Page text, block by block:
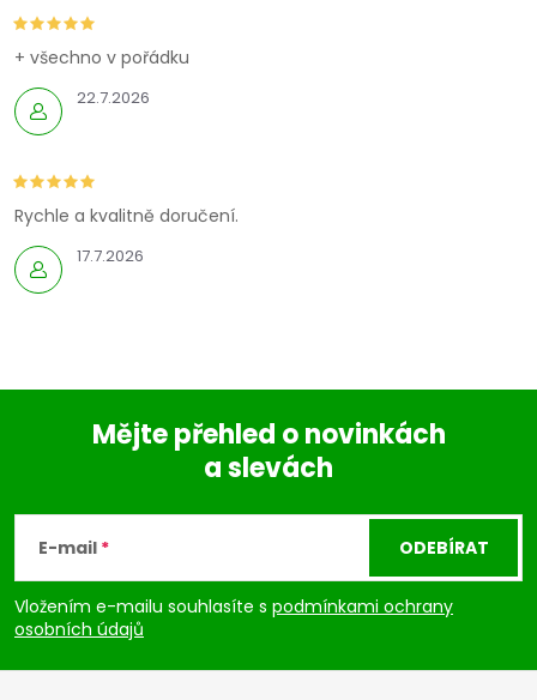
22.7.2026
+ všechno v pořádku
17.7.2026
Rychle a kvalitně doručení.
p
a
Mějte přehled o novinkách
a slevách
E-mail
Vložením e-mailu souhlasíte s podmínkami ochrany
osobních údajů
ODEBÍRAT